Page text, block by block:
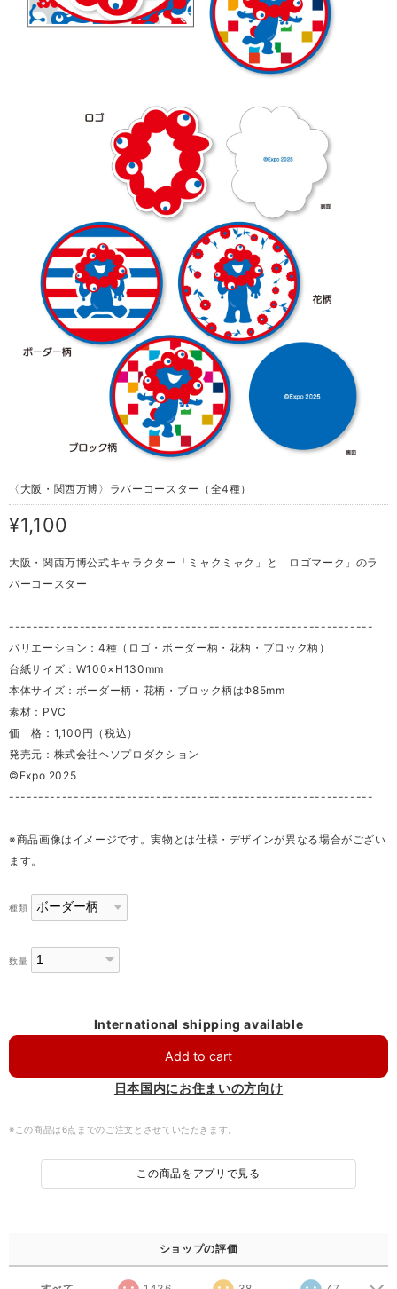
〈大阪・関西万博〉ラバーコースター（全4種）
¥1,100
大阪・関西万博公式キャラクター「ミャクミャク」と「ロゴマーク」のラ
バーコースター
--------------------------------------------------------------
バリエーション：4種（ロゴ・ボーダー柄・花柄・ブロック柄）
台紙サイズ：W100×H130mm
本体サイズ：ボーダー柄・花柄・ブロック柄はΦ85mm
素材：PVC
価 格：1,100円（税込）
発売元：株式会社ヘソプロダクション
©Expo 2025
--------------------------------------------------------------
※商品画像はイメージです。実物とは仕様・デザインが異なる場合がござい
ます。
種類
数量
International shipping available
Add to cart
日本国内にお住まいの方向け
※この商品は6点までのご注文とさせていただきます。
この商品をアプリで見る
ショップの評価